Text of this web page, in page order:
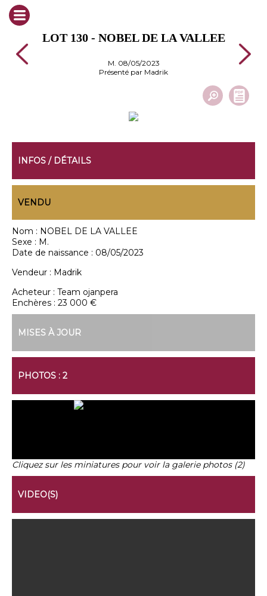
LOT 130 - NOBEL DE LA VALLEE
M. 08/05/2023
Présenté par Madrik
INFOS / DÉTAILS
VENDU
Nom : NOBEL DE LA VALLEE
Sexe : M.
Date de naissance : 08/05/2023
Vendeur : Madrik
Acheteur : Team ojanpera
Enchères : 23 000 €
MISES À JOUR
PHOTOS : 2
Cliquez sur les miniatures pour voir la galerie photos (2)
VIDEO(S)